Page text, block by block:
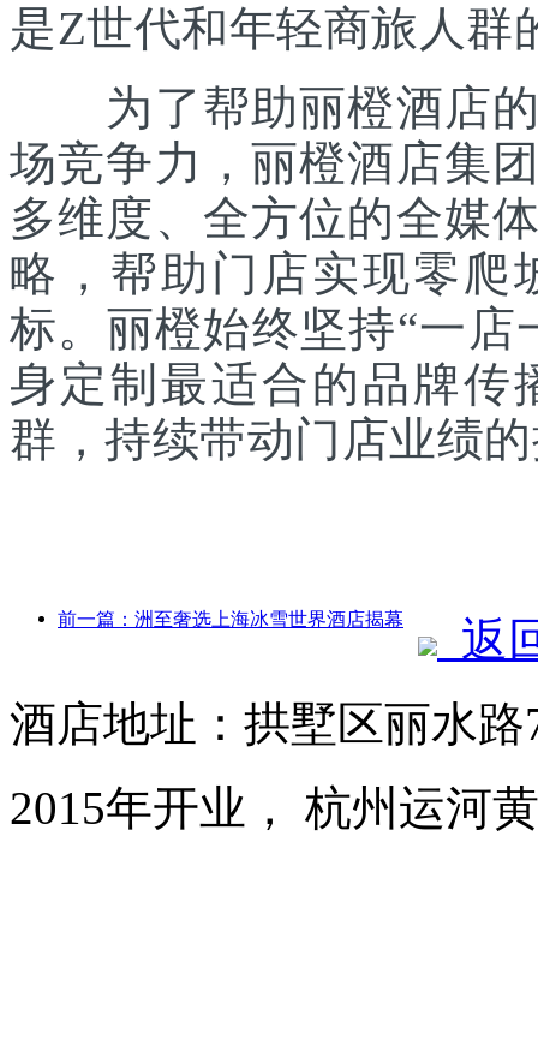
是Z世代和年轻商旅人群
为了帮助丽橙酒店的
场竞争力，丽橙酒店集
多维度、全方位的全媒
略，帮助门店实现零爬
标。丽橙始终坚持“一
身定制最适合的品牌传
群，持续带动门店业绩
前一篇：洲至奢选上海冰雪世界酒店揭幕
返
酒店地址：拱墅区丽水
2015年开业， 杭州运